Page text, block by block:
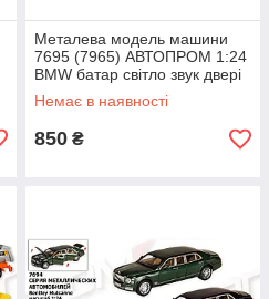
Металева модель машини
7695 (7965) АВТОПРОМ 1:24
BMW батар світло звук двері
відкриваються в кор.28 5*14
5*1
Немає в наявності
850 ₴